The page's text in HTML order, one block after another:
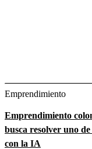
Emprendimiento
Emprendimiento
busca resolver uno
con la IA